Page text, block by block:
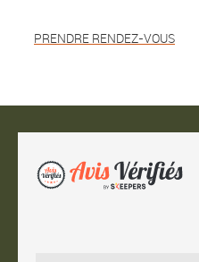
PRENDRE RENDEZ-VOUS